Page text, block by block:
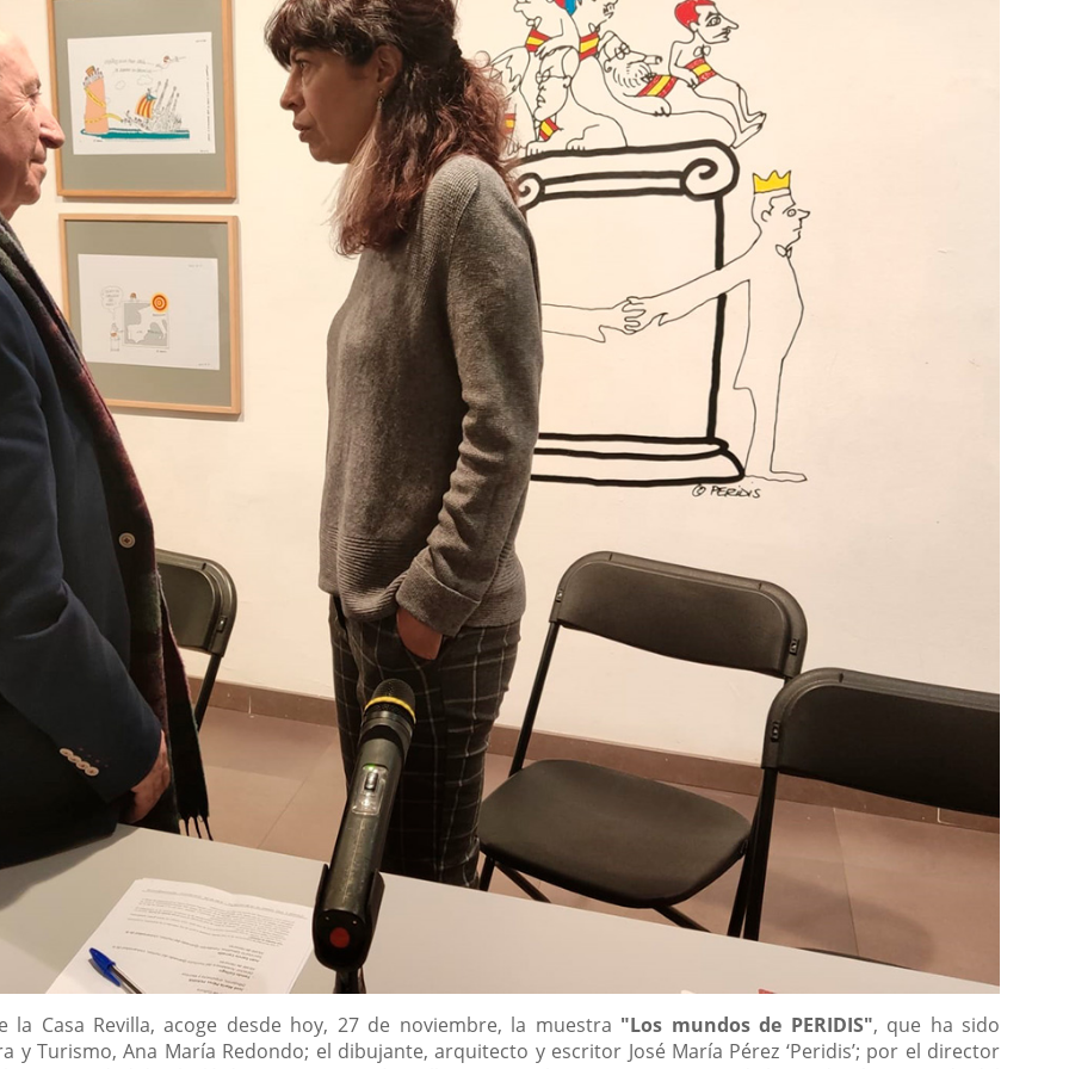
la Casa Revilla, acoge desde hoy, 27 de noviembre, la muestra "Los mundos de PERIDIS", que ha sido
y Turismo, Ana María Redondo; el dibujante, arquitecto y escritor José María Pérez ‘Peridis’; por el director